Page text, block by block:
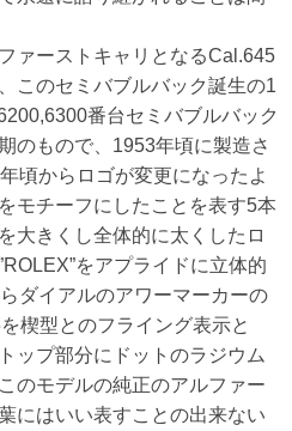
ァーストキャリとなるCal.645
このセミバブルバック誕生の1
番台セミバブルバック
のもので、1953年頃に製造さ
頃からロゴが変更になったよ
モチーフにしたことを表す5本
大きくし全体的に太くしたロ
をアプライドに立体的
ダイアルのアワーマーカーの
楔型とのフライング表示と
ップ部分にドットのラジウム
のモデルの純正のアルファー
にはいい表すことの出来ない